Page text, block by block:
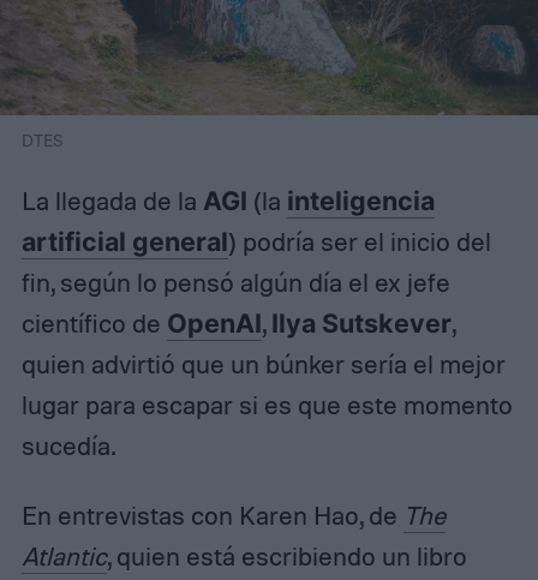
DTES
La llegada de la AGI (la inteligencia
artificial general) podría ser el inicio del
fin, según lo pensó algún día el ex jefe
científico de OpenAI,Ilya Sutskever,
quien advirtió que un búnker sería el mejor
lugar para escapar si es que este momento
sucedía.
En entrevistas con Karen Hao, de The
Atlantic, quien está escribiendo un libro